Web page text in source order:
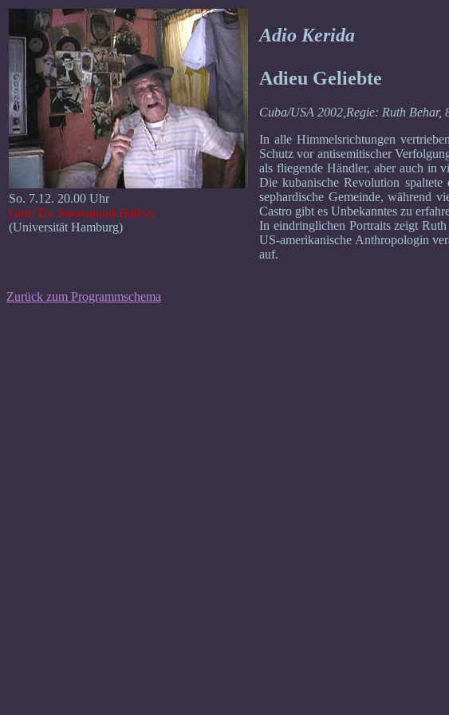
So. 7.12. 20.00 Uhr
Gast: Dr. Studemund-Halévy
(Universität Hamburg)
Adio Kerida
Adieu Geliebte
Cuba/USA 2002,Regie: Ruth Behar,
In alle Himmelsrichtungen
Schutz vor antisemitischer
als fliegende Händler, aber auch in
Die kubanische Revolution
sephardische Gemeinde, während
Castro gibt es Unbekanntes zu
In eindringlichen Portraits zeigt
US-amerikanische Anthropologin
auf.
Zurück zum Programmschema